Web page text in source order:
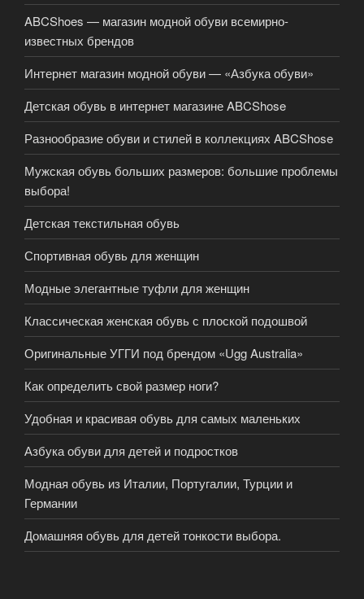
ABCShoes — магазин модной обуви всемирно-
известных брендов
Интернет магазин модной обуви — «Азбука обуви»
Детская обувь в интернет магазине ABCShose
Разнообразие обуви и стилей в коллекциях ABCShose
Мужская обувь больших размеров: большие проблемы
выбора!
Детская текстильная обувь
Спортивная обувь для женщин
Модные элегантные туфли для женщин
Классическая женская обувь с плоской подошвой
Оригинальные УГГИ под брендом «Ugg Australia»
Как определить свой размер ноги?
Удобная и красивая обувь для самых маленьких
Азбука обуви для детей и подростков
Модная обувь из Италии, Португалии, Турции и
Германии
Домашняя обувь для детей тонкости выбора.